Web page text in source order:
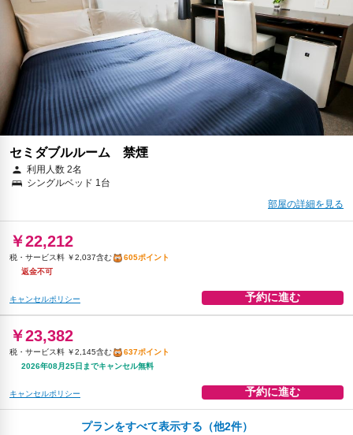
朝食 朝食（ローカルフード） 無料WiFi 飲料水
￥15,635
税・サービス料 ￥2,714含む
387ポイント
キャンセルポリシー 予約に進む
セミダブルルーム 禁煙
利用人数 2名
シングルベッド 1台
部屋の詳細を見る
￥22,212
税・サービス料 ￥2,037含む
605ポイント
返金不可
キャンセルポリシー 予約に進む
￥23,382
税・サービス料 ￥2,145含む
637ポイント
2026年08月25日までキャンセル無料
キャンセルポリシー 予約に進む
プランをすべて表示する（他2件）